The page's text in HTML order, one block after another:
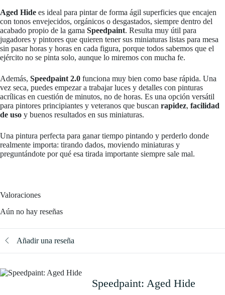
Aged Hide es ideal para pintar de forma ágil superficies que encajen
con tonos envejecidos, orgánicos o desgastados, siempre dentro del
acabado propio de la gama Speedpaint. Resulta muy útil para
jugadores y pintores que quieren tener sus miniaturas listas para mesa
sin pasar horas y horas en cada figura, porque todos sabemos que el
ejército no se pinta solo, aunque lo miremos con mucha fe.
Además, Speedpaint 2.0 funciona muy bien como base rápida. Una
vez seca, puedes empezar a trabajar luces y detalles con pinturas
acrílicas en cuestión de minutos, no de horas. Es una opción versátil
para pintores principiantes y veteranos que buscan rapidez, facilidad
de uso y buenos resultados en sus miniaturas.
Una pintura perfecta para ganar tiempo pintando y perderlo donde
realmente importa: tirando dados, moviendo miniaturas y
preguntándote por qué esa tirada importante siempre sale mal.
Valoraciones
Aún no hay reseñas
Añadir una reseña
Speedpaint: Aged Hide